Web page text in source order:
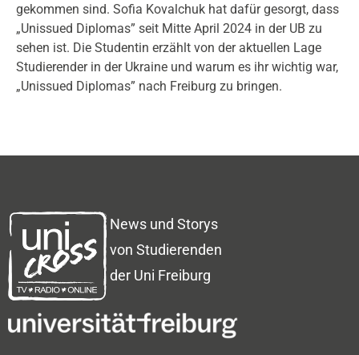
gekommen sind. Sofia Kovalchuk hat dafür gesorgt, dass
„Unissued Diplomas” seit Mitte April 2024 in der UB zu
sehen ist. Die Studentin erzählt von der aktuellen Lage
Studierender in der Ukraine und warum es ihr wichtig war,
„Unissued Diplomas” nach Freiburg zu bringen.
News und Storys
von Studierenden
der Uni Freiburg